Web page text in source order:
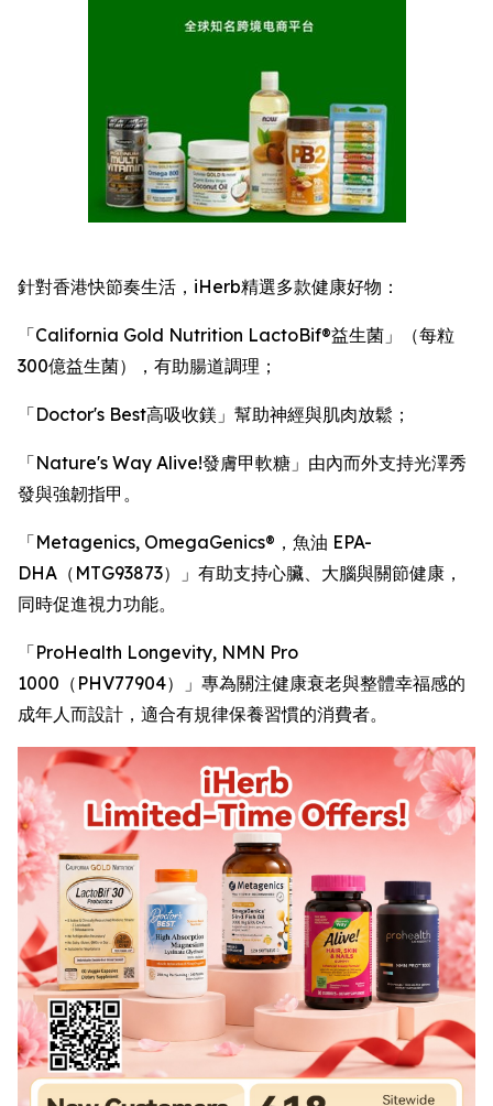
針對香港快節奏生活，iHerb精選多款健康好物：
「California Gold Nutrition LactoBif®益生菌」（每粒
300億益生菌），有助腸道調理；
「Doctor's Best高吸收鎂」幫助神經與肌肉放鬆；
「Nature's Way Alive!發膚甲軟糖」由內而外支持光澤秀
發與強韌指甲。
「Metagenics, OmegaGenics®，魚油 EPA-
DHA（MTG93873）」有助支持心臟、大腦與關節健康，
同時促進視力功能。
「ProHealth Longevity, NMN Pro
1000（PHV77904）」專為關注健康衰老與整體幸福感的
成年人而設計，適合有規律保養習慣的消費者。